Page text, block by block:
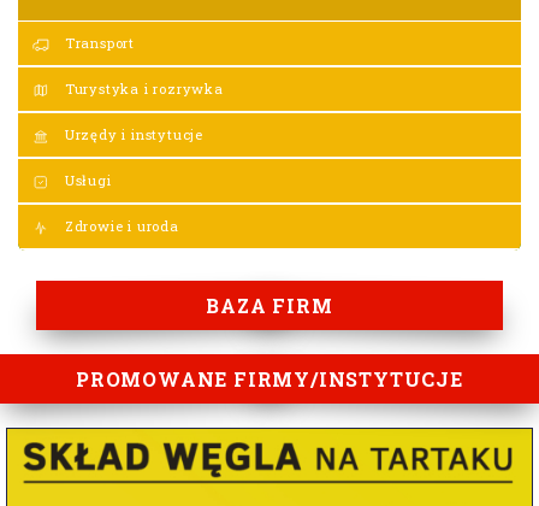
Transport
Turystyka i rozrywka
Urzędy i instytucje
Usługi
Zdrowie i uroda
BAZA FIRM
PROMOWANE FIRMY/INSTYTUCJE